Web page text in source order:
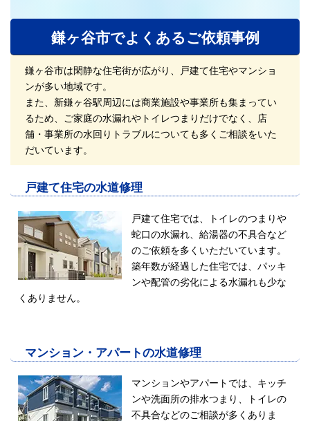
鎌ヶ谷市でよくあるご依頼事例
鎌ヶ谷市は閑静な住宅街が広がり、戸建て住宅やマンショ
ンが多い地域です。
また、新鎌ヶ谷駅周辺には商業施設や事業所も集まってい
るため、ご家庭の水漏れやトイレつまりだけでなく、店
舗・事業所の水回りトラブルについても多くご相談をいた
だいています。
戸建て住宅の水道修理
戸建て住宅では、トイレのつまりや
蛇口の水漏れ、給湯器の不具合など
のご依頼を多くいただいています。
築年数が経過した住宅では、パッキ
ンや配管の劣化による水漏れも少な
くありません。
マンション・アパートの水道修理
マンションやアパートでは、キッチ
ンや洗面所の排水つまり、トイレの
不具合などのご相談が多くありま